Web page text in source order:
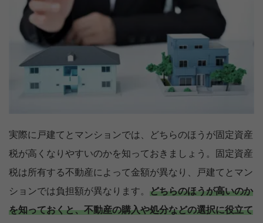
実際に戸建てとマンションでは、どちらのほうが固定資産
税が高くなりやすいのかを知っておきましょう。固定資産
税は所有する不動産によって金額が異なり、戸建てとマン
ションでは負担額が異なります。 どちらのほうが高いのか
を知っておくと、不動産の購入や処分などの選択に役立て